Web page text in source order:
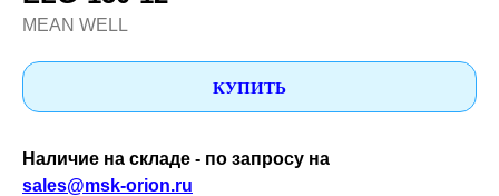
MEAN WELL
КУПИТЬ
Наличие на складе - по запросу на
sales@msk-orion.ru